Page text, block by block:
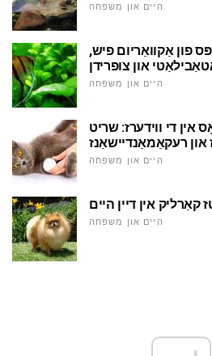
היים און משפּחה
פון אַקוואַריום פיש,
און צופרידן
היים און משפּחה
אין די ווידערז: שריט
רעקאַמאַנדיישאַנז
היים און משפּחה
קאַרליק אין דיין היים
היים און משפּחה